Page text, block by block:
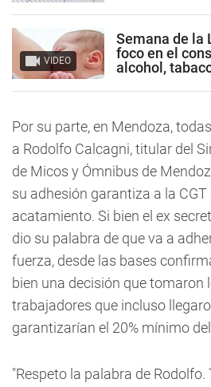
VIDEO
Semana de la
foco en el
alcohol,
Por su parte, en Mendoza,
a Rodolfo Calcagni, titular del
de Micos y Ómnibus de
su adhesión garantiza a la
acatamiento. Si bien el ex
dio su palabra de que va a
fuerza, desde las bases
bien una decisión que tomaron
trabajadores que incluso
garantizarían el 20% mínimo
"Respeto la palabra de